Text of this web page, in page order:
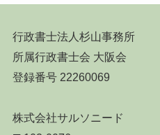
行政書士法人杉山事務所
所属行政書士会 大阪会
登録番号 22260069
株式会社サルソニード